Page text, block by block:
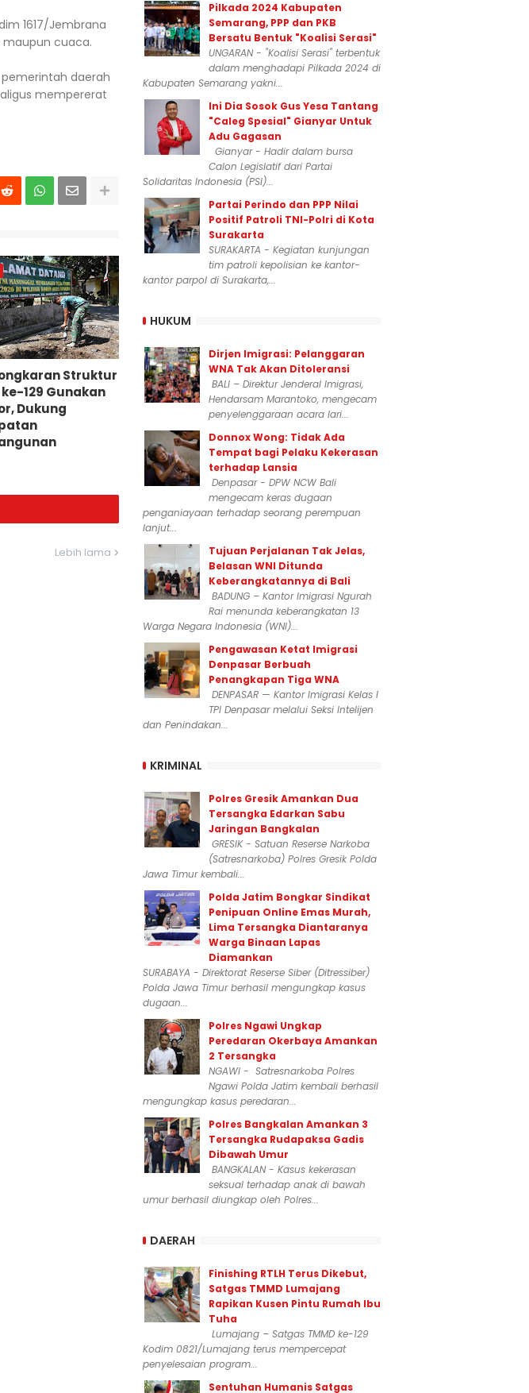
1617/Jembrana
cuaca.
daerah
mempererat
Struktur
ke-129 Gunakan
Dukung
Lebih lama
Pilkada 2024 Kabupaten
Semarang, PPP dan PKB
Bersatu Bentuk "Koalisi Serasi"
UNGARAN - "Koalisi Serasi" terbentuk
dalam menghadapi Pilkada 2024 di
Kabupaten Semarang yakni...
Ini Dia Sosok Gus Yesa Tantang
"Caleg Spesial" Gianyar Untuk
Adu Gagasan
Gianyar - Hadir dalam bursa
Calon Legislatif dari Partai
Solidaritas Indonesia (PSI)...
Partai Perindo dan PPP Nilai
Positif Patroli TNI-Polri di Kota
Surakarta
SURAKARTA - Kegiatan kunjungan
tim patroli kepolisian ke kantor-
kantor parpol di Surakarta,...
HUKUM
Dirjen Imigrasi: Pelanggaran
WNA Tak Akan Ditoleransi
BALI – Direktur Jenderal Imigrasi,
Hendarsam Marantoko, mengecam
penyelenggaraan acara lari...
Donnox Wong: Tidak Ada
Tempat bagi Pelaku Kekerasan
terhadap Lansia
Denpasar - DPW NCW Bali
mengecam keras dugaan
penganiayaan terhadap seorang perempuan
lanjut...
Tujuan Perjalanan Tak Jelas,
Belasan WNI Ditunda
Keberangkatannya di Bali
BADUNG – Kantor Imigrasi Ngurah
Rai menunda keberangkatan 13
Warga Negara Indonesia (WNI)...
Pengawasan Ketat Imigrasi
Denpasar Berbuah
Penangkapan Tiga WNA
DENPASAR — Kantor Imigrasi Kelas I
TPI Denpasar melalui Seksi Intelijen
dan Penindakan...
KRIMINAL
Polres Gresik Amankan Dua
Tersangka Edarkan Sabu
Jaringan Bangkalan
GRESIK - Satuan Reserse Narkoba
(Satresnarkoba) Polres Gresik Polda
Jawa Timur kembali...
Polda Jatim Bongkar Sindikat
Penipuan Online Emas Murah,
Lima Tersangka Diantaranya
Warga Binaan Lapas
Diamankan
SURABAYA - Direktorat Reserse Siber (Ditressiber)
Polda Jawa Timur berhasil mengungkap kasus
dugaan...
Polres Ngawi Ungkap
Peredaran Okerbaya Amankan
2 Tersangka
NGAWI - Satresnarkoba Polres
Ngawi Polda Jatim kembali berhasil
mengungkap kasus peredaran...
Polres Bangkalan Amankan 3
Tersangka Rudapaksa Gadis
Dibawah Umur
BANGKALAN - Kasus kekerasan
seksual terhadap anak di bawah
umur berhasil diungkap oleh Polres...
DAERAH
Finishing RTLH Terus Dikebut,
Satgas TMMD Lumajang
Rapikan Kusen Pintu Rumah Ibu
Tuha
Lumajang – Satgas TMMD ke-129
Kodim 0821/Lumajang terus mempercepat
penyelesaian program...
Sentuhan Humanis Satgas